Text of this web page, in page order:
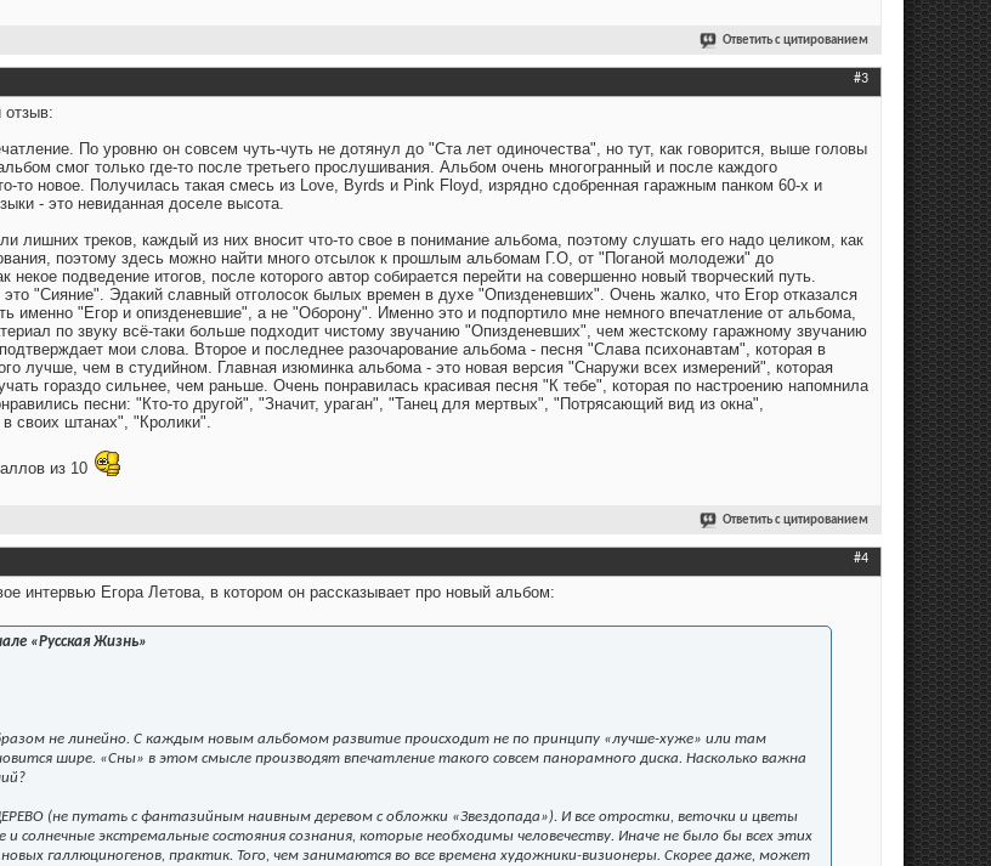
Ответить с цитированием
#3
отзыв:
По уровню он совсем чуть-чуть не дотянул до "Ста лет одиночества", но тут, как говорится, выше головы
смог только где-то после третьего прослушивания. Альбом очень многогранный и после каждого
то новое. Получилась такая смесь из Love, Byrds и Pink Floyd, изрядно сдобренная гаражным панком 60-х и
- это невиданная доселе высота.
лишних треков, каждый из них вносит что-то свое в понимание альбома, поэтому слушать его надо целиком, как
поэтому здесь можно найти много отсылок к прошлым альбомам Г.О, от "Поганой молодежи" до
подведение итогов, после которого автор собирается перейти на совершенно новый творческий путь.
"Сияние". Эдакий славный отголосок былых времен в духе "Опизденевших". Очень жалко, что Егор отказался
именно "Егор и опизденевшие", а не "Оборону". Именно это и подпортило мне немного впечатление от альбома,
по звуку всё-таки больше подходит чистому звучанию "Опизденевших", чем жестскому гаражному звучанию
мои слова. Второе и последнее разочарование альбома - песня "Слава психонавтам", которая в
лучше, чем в студийном. Главная изюминка альбома - это новая версия "Снаружи всех измерений", которая
гораздо сильнее, чем раньше. Очень понравилась красивая песня "К тебе", которая по настроению напомнила
песни: "Кто-то другой", "Значит, ураган", "Танец для мертвых", "Потрясающий вид из окна",
своих штанах", "Кролики".
из 10
Ответить с цитированием
#4
интервью Егора Летова, в котором он рассказывает про новый альбом:
«Русская Жизнь»
не линейно. С каждым новым альбомом развитие происходит не по принципу «лучше-хуже» или там
шире. «Сны» в этом смысле производят впечатление такого совсем панорамного диска. Насколько важна
(не путать с фантазийным наивным деревом с обложки «Звездопада»). И все отростки, веточки и цветы
солнечные экстремальные состояния сознания, которые необходимы человечеству. Иначе не было бы всех этих
галлюциногенов, практик. Того, чем занимаются во все времена художники-визионеры. Скорее даже, может